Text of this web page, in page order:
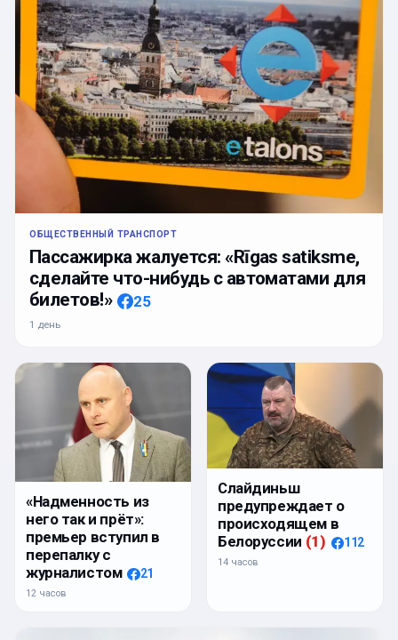
ОБЩЕСТВЕННЫЙ ТРАНСПОРТ
Пассажирка жалуется: «Rīgas satiksme,
сделайте что-нибудь с автоматами для
билетов!»
25
1 день
«Надменность из
него так и прёт»:
премьер вступил в
перепалку с
журналистом
21
12 часов
Слайдиньш
предупреждает о
происходящем в
Белоруссии (1) 112
14 часов